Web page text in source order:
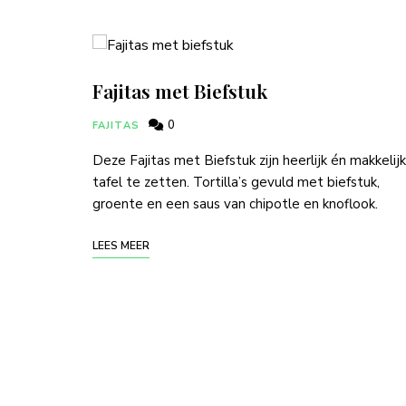
Fajitas met Biefstuk
FAJITAS 0
Deze Fajitas met Biefstuk zijn heerlijk én
tafel te zetten. Tortilla’s gevuld met biefstuk,
groente en een saus van chipotle en knoflook.
LEES MEER